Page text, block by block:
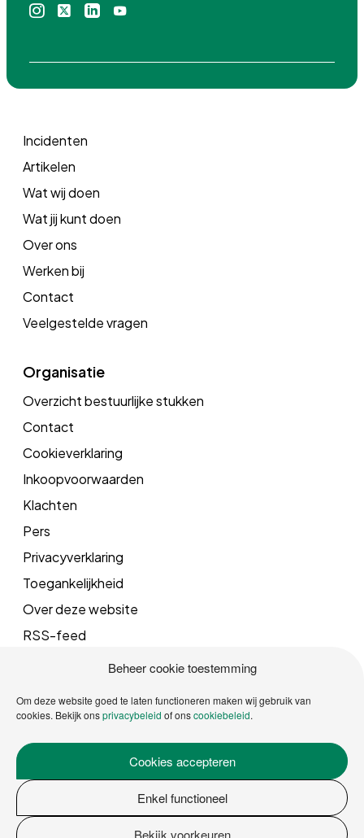
Beheer cookie toestemming
Om deze website goed te laten functioneren maken wij gebruik van
cookies. Bekijk onsprivacybeleid of onscookiebeleid.
Cookies accepteren
Enkel functioneel
Bekijk voorkeuren
InstagramLinkedin
Incidenten
Artikelen
Wat wij doen
Wat jij kunt doen
Over ons
Werken bij
Contact
Veelgestelde vragen
Organisatie
Overzicht bestuurlijke stukken
Contact
Cookieverklaring
Inkoopvoorwaarden
Klachten
Pers
Privacyverklaring
Toegankelijkheid
Over deze website
RSS-feed
Mail
Telefoonnummer